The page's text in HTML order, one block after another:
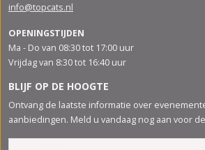
info@topcats.nl
OPENINGSTIJDEN
Ma - Do van 08:30 tot 17:00 uur
Vrijdag van 8:30 tot 16:40 uur
BLIJF OP DE HOOGTE
Ontvang de laatste informatie over
aanbiedingen. Meld u vandaag nog aan voor